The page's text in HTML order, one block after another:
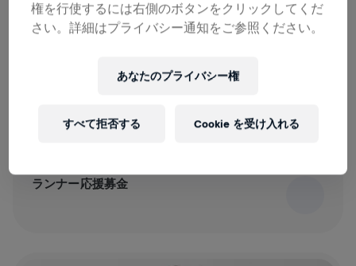
ランナー応援募金
権を行使するには右側のボタンをクリックしてくだ
さい。詳細はプライバシー通知をご参照ください。
あなたのプライバシー権
すべて拒否する Cookie を受け入れる